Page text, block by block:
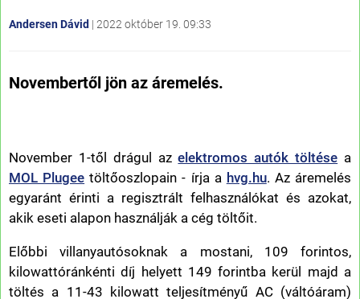
Andersen Dávid | 2022 október 19. 09:33
Novembertől jön az áremelés.
November 1-től drágul azelektromos autók töltése a
MOL Plugee töltőoszlopain - írja a hvg.hu. Az áremelés
egyaránt érinti a regisztrált felhasználókat és azokat,
akik eseti alapon használják a cég töltőit.
Előbbi villanyautósoknak a mostani, 109 forintos,
kilowattóránkénti díj helyett 149 forintba kerül majd a
töltés a 11-43 kilowatt teljesítményű AC (váltóáram)